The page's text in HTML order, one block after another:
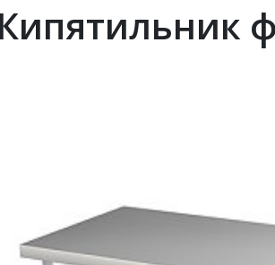
Кипятильник